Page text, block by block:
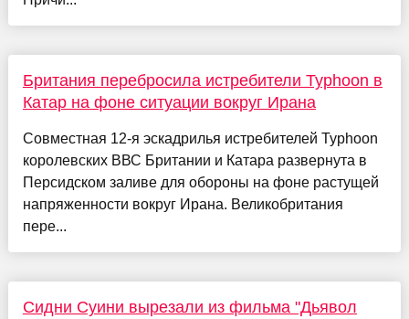
Британия перебросила истребители Typhoon в
Катар на фоне ситуации вокруг Ирана
Совместная 12-я эскадрилья истребителей Typhoon
королевских ВВС Британии и Катара развернута в
Персидском заливе для обороны на фоне растущей
напряженности вокруг Ирана. Великобритания
пере...
Сидни Суини вырезали из фильма "Дьявол